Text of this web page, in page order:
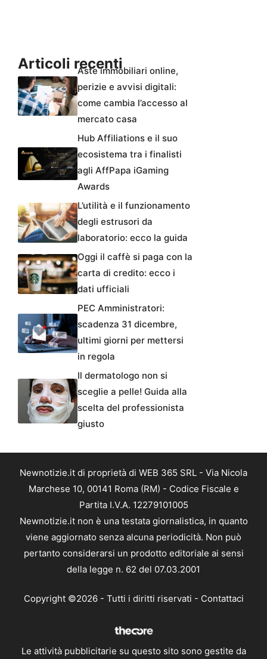
Articoli recentiAste immobiliari online,
perizie e avvisi digitali:
come cambia l’accesso al
mercato casa
Hub Affiliations e il suo
ecosistema tra i finalisti
agli AffPapa iGaming
Awards
L’utilità e il funzionamento
degli estrusori da
laboratorio: ecco la guida
Oggi il caffè si paga con la
carta di credito: ecco i
dati ufficiali
PEC Amministratori:
scadenza 31 dicembre,
ultimi giorni per mettersi
in regola
Il dermatologo non si
sceglie a pelle! Guida alla
scelta del professionista
giusto
Newnotizie.it di proprietà di WEB 365 SRL - Via Nicola
Marchese 10, 00141 Roma (RM) - Codice Fiscale e
Partita I.V.A. 12279101005
Newnotizie.it non è una testata giornalistica, in quanto
viene aggiornato senza alcuna periodicità. Non può
pertanto considerarsi un prodotto editoriale ai sensi
della legge n. 62 del 07.03.2001
Copyright ©2026 - Tutti i diritti riservati - Contattaci
Le attività pubblicitarie su questo sito sono gestite da